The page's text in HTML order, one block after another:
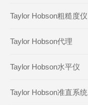
Taylor Hobson粗糙度仪
Taylor Hobson代理
Taylor Hobson水平仪
Taylor Hobson准直系统